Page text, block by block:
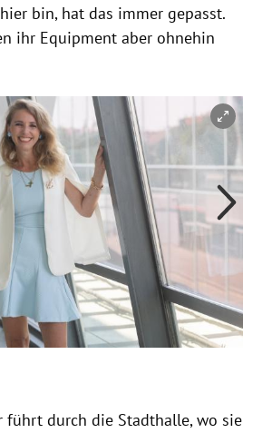
bin, hat das immer gepasst.
ihr Equipment aber ohnehin
schließen
führt durch die Stadthalle, wo sie